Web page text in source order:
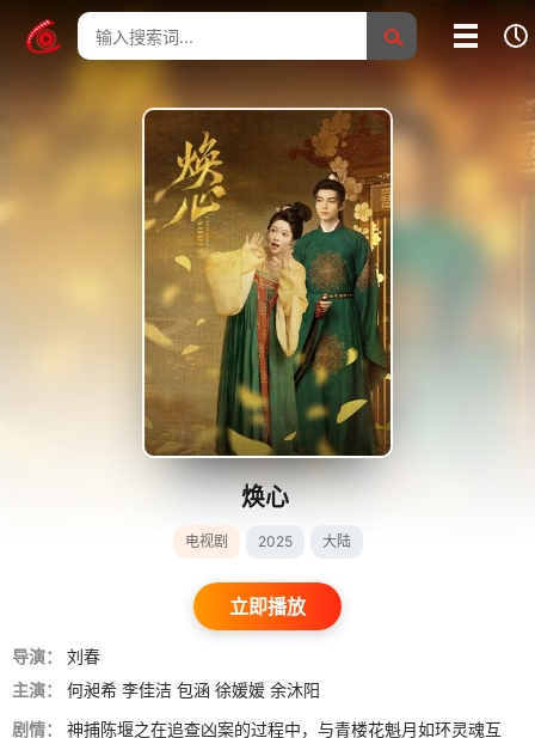
焕心
电视剧 2025 大陆
立即播放
导演：
刘春
主演：
何昶希 李佳洁 包涵 徐媛媛 余沐阳
剧情：
神捕陈堰之在追查凶案的过程中，与青楼花魁月如环灵魂互